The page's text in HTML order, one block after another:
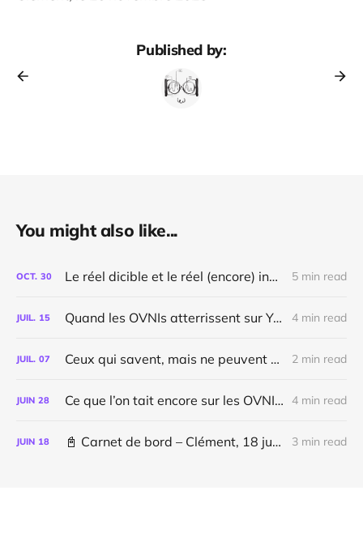
Published by:
You might also like...
OCT. 30 Le réel dicible et le réel (encore) indicible 5 min read
JUIL. 15 Quand les OVNIs atterrissent sur YouTube 4 min read
JUIL. 07 Ceux qui savent, mais ne peuvent dire (👽️) 2 min read
JUIN 28 Ce que l’on tait encore sur les OVNIs / update à un ami - juin 2025 4 min read
JUIN 18 📓 Carnet de bord – Clément, 18 juin 2025 (👽️) 3 min read